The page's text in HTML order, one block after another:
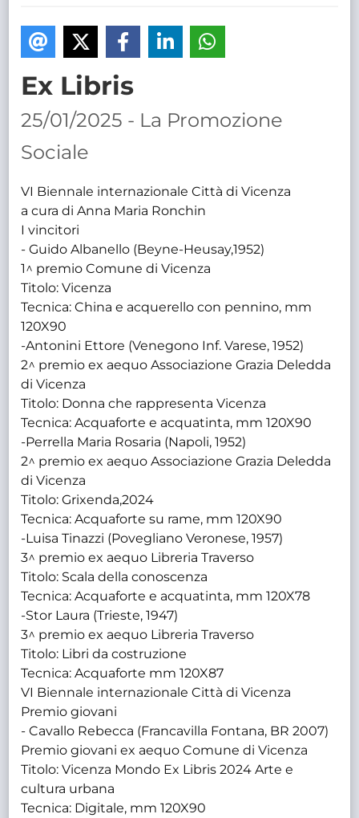
Ex Libris
25/01/2025 - La Promozione
Sociale
VI Biennale internazionale Città di Vicenza
a cura di Anna Maria Ronchin
I vincitori
- Guido Albanello (Beyne-Heusay,1952)
1^ premio Comune di Vicenza
Titolo: Vicenza
Tecnica: China e acquerello con pennino, mm
120X90
-Antonini Ettore (Venegono Inf. Varese, 1952)
2^ premio ex aequo Associazione Grazia Deledda
di Vicenza
Titolo: Donna che rappresenta Vicenza
Tecnica: Acquaforte e acquatinta, mm 120X90
-Perrella Maria Rosaria (Napoli, 1952)
2^ premio ex aequo Associazione Grazia Deledda
di Vicenza
Titolo: Grixenda,2024
Tecnica: Acquaforte su rame, mm 120X90
-Luisa Tinazzi (Povegliano Veronese, 1957)
3^ premio ex aequo Libreria Traverso
Titolo: Scala della conoscenza
Tecnica: Acquaforte e acquatinta, mm 120X78
-Stor Laura (Trieste, 1947)
3^ premio ex aequo Libreria Traverso
Titolo: Libri da costruzione
Tecnica: Acquaforte mm 120X87
VI Biennale internazionale Città di Vicenza
Premio giovani
- Cavallo Rebecca (Francavilla Fontana, BR 2007)
Premio giovani ex aequo Comune di Vicenza
Titolo: Vicenza Mondo Ex Libris 2024 Arte e
cultura urbana
Tecnica: Digitale, mm 120X90